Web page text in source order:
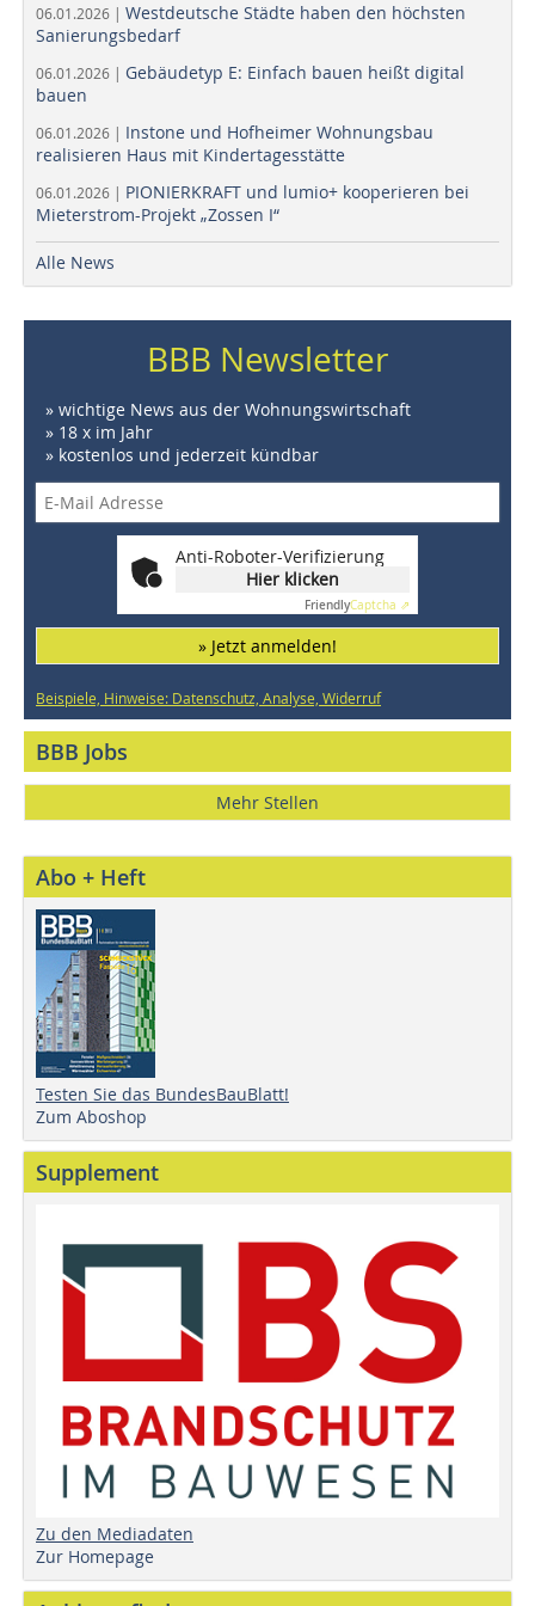
06.01.2026 | Westdeutsche Städte haben den höchsten
Sanierungsbedarf
06.01.2026 | Gebäudetyp E: Einfach bauen heißt digital
bauen
06.01.2026 | Instone und Hofheimer Wohnungsbau
realisieren Haus mit Kindertagesstätte
06.01.2026 | PIONIERKRAFT und lumio+ kooperieren bei
Mieterstrom-Projekt „Zossen I“
Alle News
BBB Newsletter
» wichtige News aus der Wohnungswirtschaft
» 18 x im Jahr
» kostenlos und jederzeit kündbar
Anti-Roboter-Verifizierung
Hier klicken
FriendlyCaptcha ⇗
» Jetzt anmelden!
Beispiele, Hinweise: Datenschutz, Analyse, Widerruf
BBB Jobs
Mehr Stellen
Abo + Heft
Testen Sie das BundesBauBlatt!
Zum Aboshop
Supplement
Zu den Mediadaten
Zur Homepage